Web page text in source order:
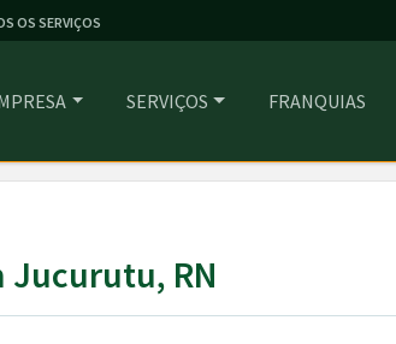
OS SERVIÇOS
SERVIÇOS FRANQUIAS
Jucurutu, RN